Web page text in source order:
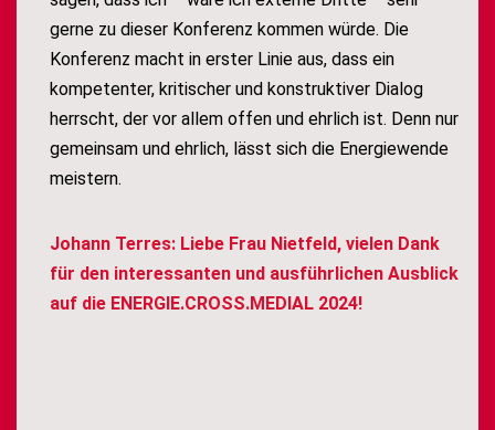
gerne zu dieser Konferenz kommen würde. Die
Konferenz macht in erster Linie aus, dass ein
kompetenter, kritischer und konstruktiver Dialog
herrscht, der vor allem offen und ehrlich ist. Denn nur
gemeinsam und ehrlich, lässt sich die Energiewende
meistern.
Johann Terres: Liebe Frau Nietfeld, vielen Dank
für den interessanten und ausführlichen Ausblick
auf die ENERGIE.CROSS.MEDIAL 2024!